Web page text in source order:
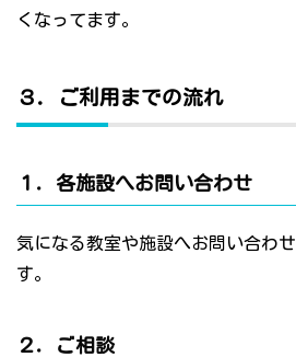
くなってます。
３．ご利用までの流れ
１．各施設へお問い合わせ
気になる教室や施設へお問い合わ
す。
２．ご相談